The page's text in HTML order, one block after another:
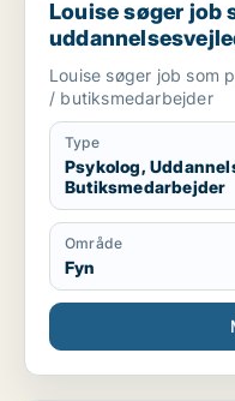
Louise søger job
Louise søger job som
/ butiksmedarbejder
Type
Psykolog,
Butiksmedarbejder
Område
Fyn